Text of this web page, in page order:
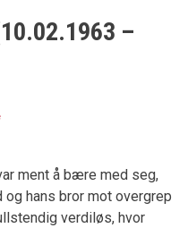
–
ment å bære med seg,
hans bror mot overgrep
verdiløs, hvor